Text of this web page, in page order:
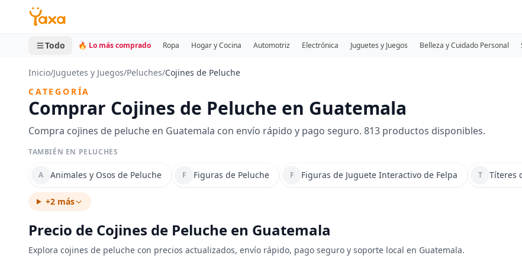
MINI CARRITO
0 productos
Todo 🔥 Lo más comprado Ropa Hogar y Cocina Automotriz Electrónica Juguetes y Juegos Belleza y Cuidado Personal
Inicio/Juguetes y Juegos/Peluches/Cojines de Peluche
CATEGORÍA
Comprar Cojines de Peluche en Guatemala
Compra cojines de peluche en Guatemala con envío rápido y pago seguro. 813 productos disponibles.
TAMBIÉN EN PELUCHES
A Animales y Osos de Peluche F Figuras de Peluche F Figuras de Juguete Interactivo de Felpa T Títeres
+2 más
Precio de Cojines de Peluche en Guatemala
Explora cojines de peluche con precios actualizados, envío rápido, pago seguro y soporte local en Guatemala.